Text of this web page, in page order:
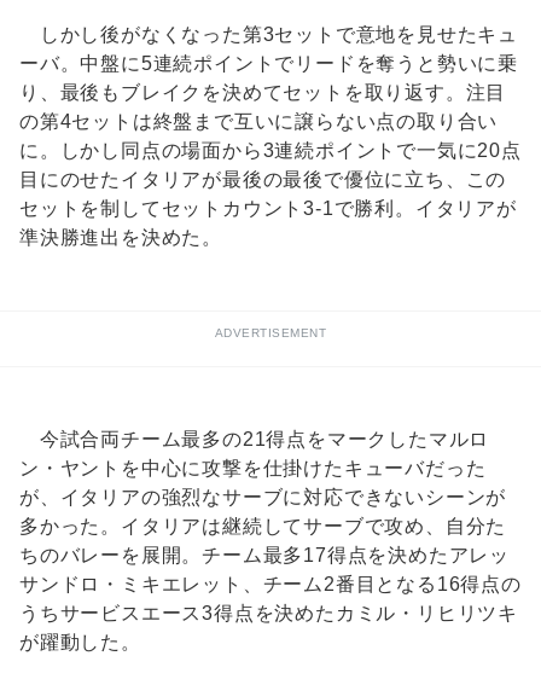
しかし後がなくなった第3セットで意地を見せたキュ
ーバ。中盤に5連続ポイントでリードを奪うと勢いに乗
り、最後もブレイクを決めてセットを取り返す。注目
の第4セットは終盤まで互いに譲らない点の取り合い
に。しかし同点の場面から3連続ポイントで一気に20点
目にのせたイタリアが最後の最後で優位に立ち、この
セットを制してセットカウント3-1で勝利。イタリアが
準決勝進出を決めた。
ADVERTISEMENT
今試合両チーム最多の21得点をマークしたマルロ
ン・ヤントを中心に攻撃を仕掛けたキューバだった
が、イタリアの強烈なサーブに対応できないシーンが
多かった。イタリアは継続してサーブで攻め、自分た
ちのバレーを展開。チーム最多17得点を決めたアレッ
サンドロ・ミキエレット、チーム2番目となる16得点の
うちサービスエース3得点を決めたカミル・リヒリツキ
が躍動した。